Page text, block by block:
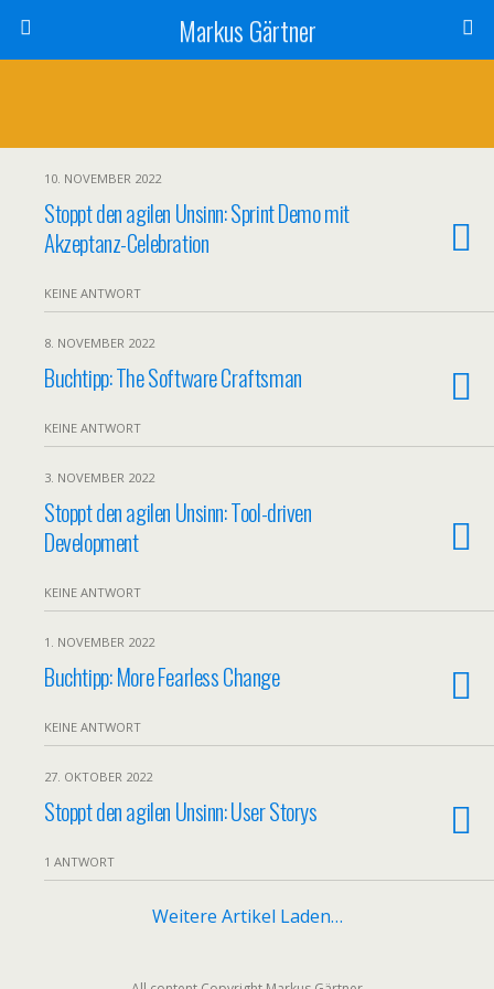
Markus Gärtner
10. NOVEMBER 2022
Stoppt den agilen Unsinn: Sprint Demo mit
Akzeptanz-Celebration
KEINE ANTWORT
8. NOVEMBER 2022
Buchtipp: The Software Craftsman
KEINE ANTWORT
3. NOVEMBER 2022
Stoppt den agilen Unsinn: Tool-driven
Development
KEINE ANTWORT
1. NOVEMBER 2022
Buchtipp: More Fearless Change
KEINE ANTWORT
27. OKTOBER 2022
Stoppt den agilen Unsinn: User Storys
1 ANTWORT
Weitere Artikel Laden…